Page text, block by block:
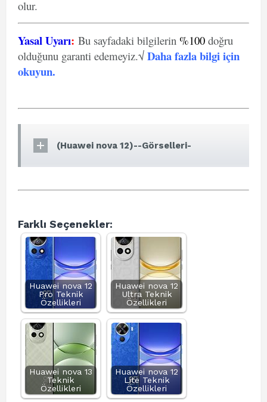
olur.
Yasal Uyarı: Bu sayfadaki bilgilerin %100 doğru
olduğunu garanti edemeyiz.√ Daha fazla bilgi için
okuyun.
(Huawei nova 12)--Görselleri-
Farklı Seçenekler:
Huawei nova 12
Pro Teknik
Özellikleri
Huawei nova 12
Ultra Teknik
Özellikleri
Huawei nova 13
Teknik
Özellikleri
Huawei nova 12
Lite Teknik
Özellikleri